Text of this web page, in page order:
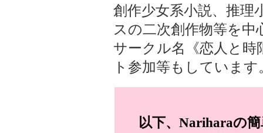
創作少女系小説、推理
スの二次創作物等を
サークル名《恋人と時
ト参加等もしています
以下、Nariharaの